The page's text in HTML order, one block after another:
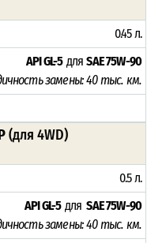
0.45 л.
API GL-5 для SAE 75W-90
замены: 40 тыс. км.
(для 4WD)
0.5 л.
API GL-5 дляSAE 75W-90
замены: 40 тыс. км.